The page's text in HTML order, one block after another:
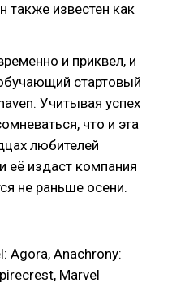
также известен как
и приквел, и
стартовый
Учитывая успех
что и эта
любителей
её издаст компания
не раньше осени.
Agora, Anachrony:
Marvel